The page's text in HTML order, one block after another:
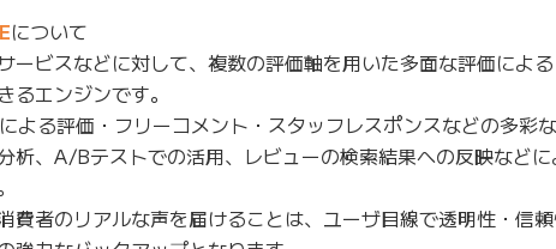
について
ービスなどに対して、複数の評価軸を用いた多面な評価によ
エンジンです。
よる評価・フリーコメント・スタッフレスポンスなどの多彩
析、A/Bテストでの活用、レビューの検索結果への反映など
費者のリアルな声を届けることは、ユーザ目線で透明性・信